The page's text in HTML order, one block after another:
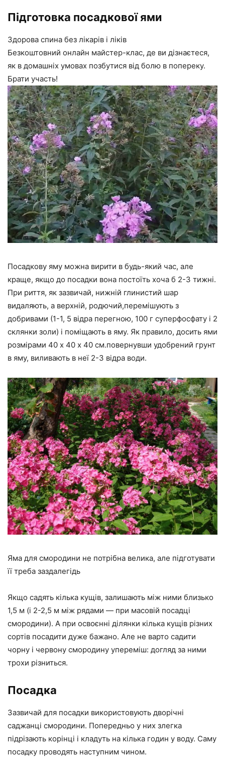
Підготовка посадкової ями
Здорова спина без лікарів і ліків
Безкоштовний онлайн майстер-клас, де ви дізнаєтеся,
як в домашніх умовах позбутися від болю в попереку.
Брати участь!
Посадкову яму можна вирити в будь-який час, але
краще, якщо до посадки вона постоїть хоча б 2-3 тижні.
При риття, як зазвичай, нижній глинистий шар
видаляють, а верхній, родючий,перемішують з
добривами (1-1, 5 відра перегною, 100 г суперфосфату і 2
склянки золи) і поміщають в яму. Як правило, досить ями
розмірами 40 х 40 х 40 см.повернувши удобрений грунт
в яму, виливають в неї 2-3 відра води.
Яма для смородини не потрібна велика, але підготувати
її треба заздалегідь
Якщо садять кілька кущів, залишають між ними близько
1,5 м (і 2-2,5 м між рядами — при масовій посадці
смородини). А при освоєнні ділянки кілька кущів різних
сортів посадити дуже бажано. Але не варто садити
чорну і червону смородину упереміш: догляд за ними
трохи різниться.
Посадка
Зазвичай для посадки використовують дворічні
саджанці смородини. Попередньо у них злегка
підрізають корінці і кладуть на кілька годин у воду. Саму
посадку проводять наступним чином.